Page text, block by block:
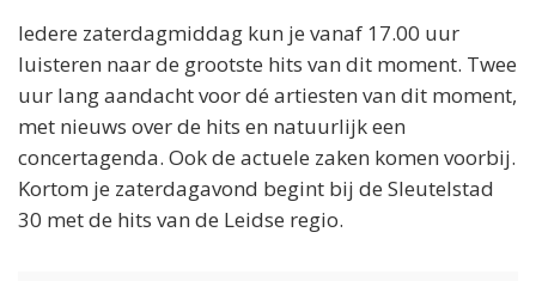
Iedere zaterdagmiddag kun je vanaf 17.00 uur
luisteren naar de grootste hits van dit moment. Twee
uur lang aandacht voor dé artiesten van dit moment,
met nieuws over de hits en natuurlijk een
concertagenda. Ook de actuele zaken komen voorbij.
Kortom je zaterdagavond begint bij de Sleutelstad
30 met de hits van de Leidse regio.